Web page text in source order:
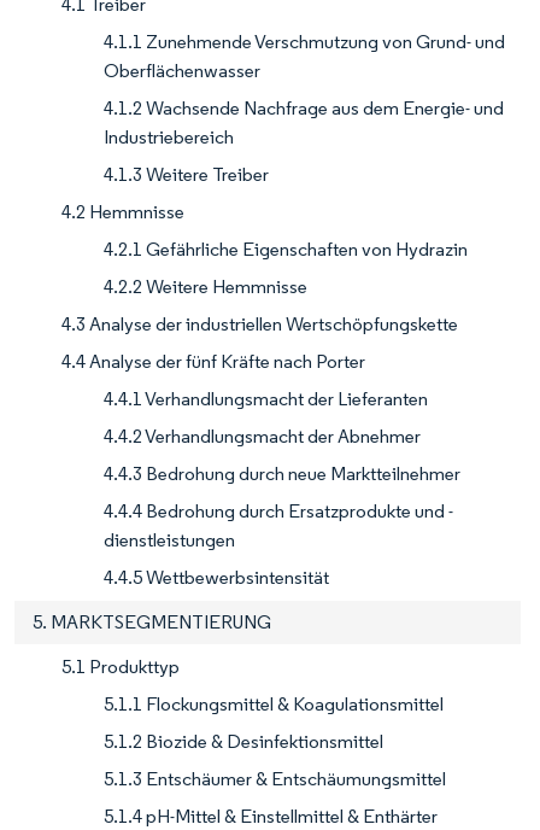
4.1.1 Zunehmende Verschmutzung von Grund- und
Oberflächenwasser
4.1.2 Wachsende Nachfrage aus dem Energie- und
Industriebereich
4.1.3 Weitere Treiber
4.2 Hemmnisse
4.2.1 Gefährliche Eigenschaften von Hydrazin
4.2.2 Weitere Hemmnisse
4.3 Analyse der industriellen Wertschöpfungskette
4.4 Analyse der fünf Kräfte nach Porter
4.4.1 Verhandlungsmacht der Lieferanten
4.4.2 Verhandlungsmacht der Abnehmer
4.4.3 Bedrohung durch neue Marktteilnehmer
4.4.4 Bedrohung durch Ersatzprodukte und -
dienstleistungen
4.4.5 Wettbewerbsintensität
5. MARKTSEGMENTIERUNG
5.1 Produkttyp
5.1.1 Flockungsmittel & Koagulationsmittel
5.1.2 Biozide & Desinfektionsmittel
5.1.3 Entschäumer & Entschäumungsmittel
5.1.4 pH-Mittel & Einstellmittel & Enthärter